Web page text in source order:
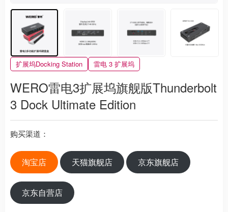
扩展坞Docking Station 雷电 3 扩展坞
WERO雷电3扩展坞旗舰版Thunderbolt
3 Dock Ultimate Edition
购买渠道：
淘宝店 天猫旗舰店 京东旗舰店
京东自营店